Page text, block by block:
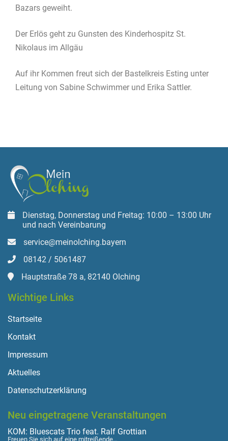
Bazars geweiht.
Der Erlös geht zu Gunsten des Kinderhospitz St.
Nikolaus im Allgäu
Auf ihr Kommen freut sich der Bastelkreis Esting unter
Leitung von Sabine Schwimmer und Erika Sattler.
Dienstag, Donnerstag und Freitag: 10:00 – 13:00 Uhr
und nach Vereinbarung
service@meinolching.bayern
08142 / 5061487
Hauptstraße 78 a, 82140 Olching
Wichtige Links
Startseite
Kontakt
Impressum
Aktuelles
Datenschutzerklärung
Neu eingetragene Veranstaltungen
KOM: Bluescats Trio feat. Ralf Grottian
Freuen Sie sich auf eine mitreißende…